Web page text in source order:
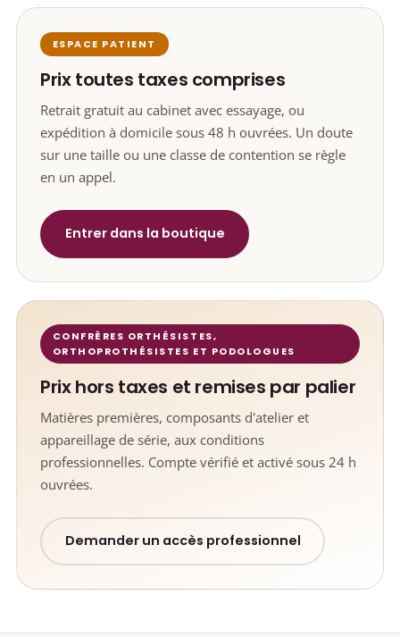
ESPACE PATIENT
Prix toutes taxes comprises
Retrait gratuit au cabinet avec essayage, ou
expédition à domicile sous 48 h ouvrées. Un doute
sur une taille ou une classe de contention se règle
en un appel.
Entrer dans la boutique
CONFRÈRES ORTHÉSISTES,
ORTHOPROTHÉSISTES ET PODOLOGUES
Prix hors taxes et remises par palier
Matières premières, composants d'atelier et
appareillage de série, aux conditions
professionnelles. Compte vérifié et activé sous 24 h
ouvrées.
Demander un accès professionnel